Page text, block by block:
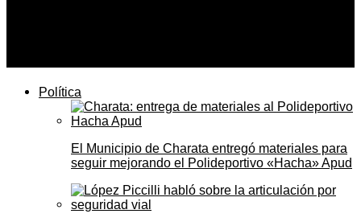
Política
El Municipio de Charata entregó materiales para
seguir mejorando el Polideportivo «Hacha» Apud